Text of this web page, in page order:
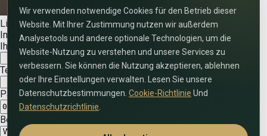
Lilia Ibragimova
Immobilienexperte
Ihr Name
Telefonnummer (inkl. Ländervorwahl)
Passender Termin
Bevorzugte Anrufzeit (VAE-Zeit)
Wir verwenden notwendige Cookies für den Betrieb dieser
Website. Mit Ihrer Zustimmung nutzen wir außerdem
Analysetools und andere optionale Technologien, um die
Website-Nutzung zu verstehen und unsere Services zu
verbessern. Sie können die Nutzung akzeptieren, ablehnen
oder Ihre Einstellungen verwalten. Lesen Sie unsere
Datenschutzbestimmungen. Cookie-Richtlinie Und
Datenschutzrichtlinie